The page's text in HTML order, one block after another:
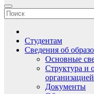
Студентам
Сведения об
Основные
Структура и
организацией
Документы